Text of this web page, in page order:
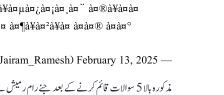
à¤®à¥à¤à¤
à¤à¤® à¤à¤°
— Jairam Ramesh (@Jairam_Ramesh)
February 13, 2025
مذکورہ بالا 5 سوالات قائم کرنے کے بعد جئے